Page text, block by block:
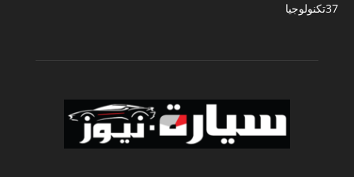
تكنولوجيا37